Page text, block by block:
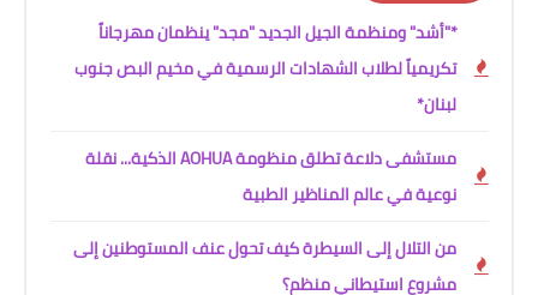
*"أشد" ومنظمة الجيل الجديد "مجد" ينظمان مهرجاناً
تكريمياً لطلاب الشهادات الرسمية في مخيم البص جنوب
لبنان*
مستشفى دلاعة تطلق منظومة AOHUA الذكية... نقلة
نوعية في عالم المناظير الطبية
من التلال إلى السيطرة كيف تحول عنف المستوطنين إلى
مشروع استيطاني منظم؟